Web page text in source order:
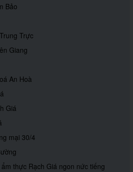
Bảo
Trực
Giang
An Hoà
Giá
mại 30/4
thực Rạch Giá ngon nức tiếng